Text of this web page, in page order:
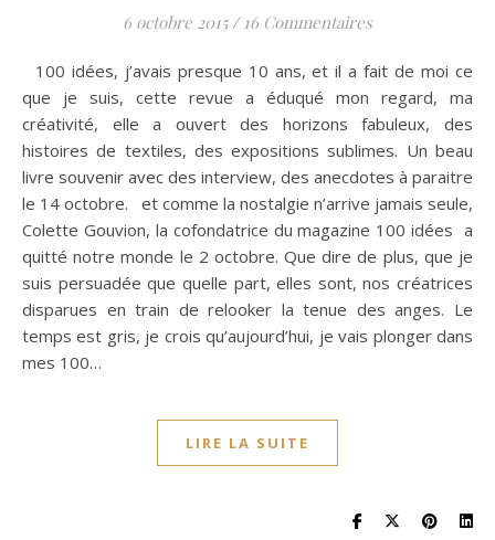
6 octobre 2015 / 16 Commentaires
100 idées, j’avais presque 10 ans, et il a fait de moi ce
que je suis, cette revue a éduqué mon regard, ma
créativité, elle a ouvert des horizons fabuleux, des
histoires de textiles, des expositions sublimes. Un beau
livre souvenir avec des interview, des anecdotes à paraitre
le 14 octobre. et comme la nostalgie n’arrive jamais seule,
Colette Gouvion, la cofondatrice du magazine 100 idées a
quitté notre monde le 2 octobre. Que dire de plus, que je
suis persuadée que quelle part, elles sont, nos créatrices
disparues en train de relooker la tenue des anges. Le
temps est gris, je crois qu’aujourd’hui, je vais plonger dans
mes 100…
LIRE LA SUITE